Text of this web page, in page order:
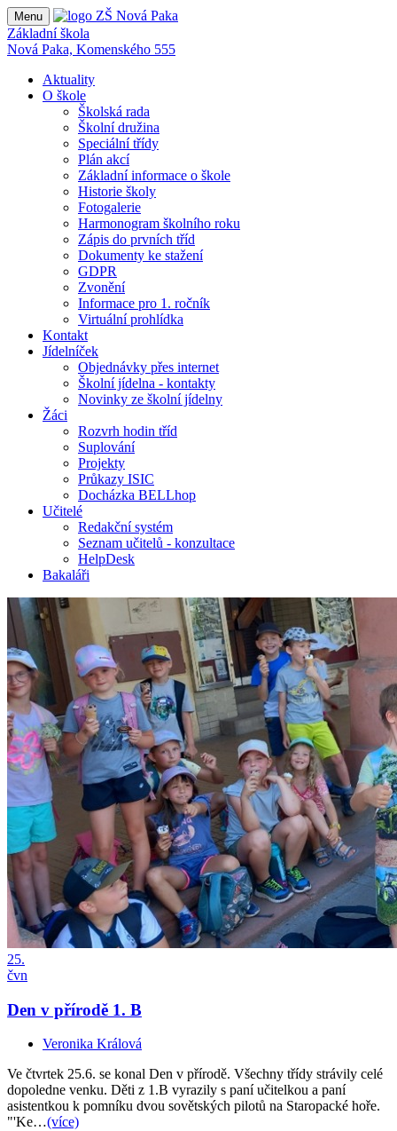
Menu
Základní škola
Nová Paka, Komenského 555
Aktuality
O škole
Školská rada
Školní družina
Speciální třídy
Plán akcí
Základní informace o škole
Historie školy
Fotogalerie
Harmonogram školního roku
Zápis do prvních tříd
Dokumenty ke stažení
GDPR
Zvonění
Informace pro 1. ročník
Virtuální prohlídka
Kontakt
Jídelníček
Objednávky přes internet
Školní jídelna - kontakty
Novinky ze školní jídelny
Žáci
Rozvrh hodin tříd
Suplování
Projekty
Průkazy ISIC
Docházka BELLhop
Učitelé
Redakční systém
Seznam učitelů - konzultace
HelpDesk
Bakaláři
25.
čvn
Den v přírodě 1. B
Veronika Králová
Ve čtvrtek 25.6. se konal Den v přírodě. Všechny třídy strávily celé
dopoledne venku. Děti z 1.B vyrazily s paní učitelkou a paní
asistentkou k pomníku dvou sovětských pilotů na Staropacké hoře.
"'Ke…(více)